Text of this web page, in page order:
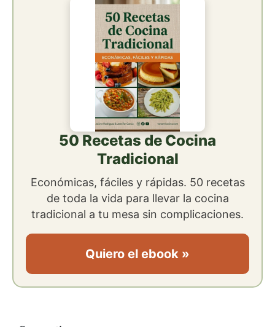
50 Recetas de Cocina
Tradicional
Económicas, fáciles y rápidas. 50 recetas
de toda la vida para llevar la cocina
tradicional a tu mesa sin complicaciones.
Quiero el ebook »